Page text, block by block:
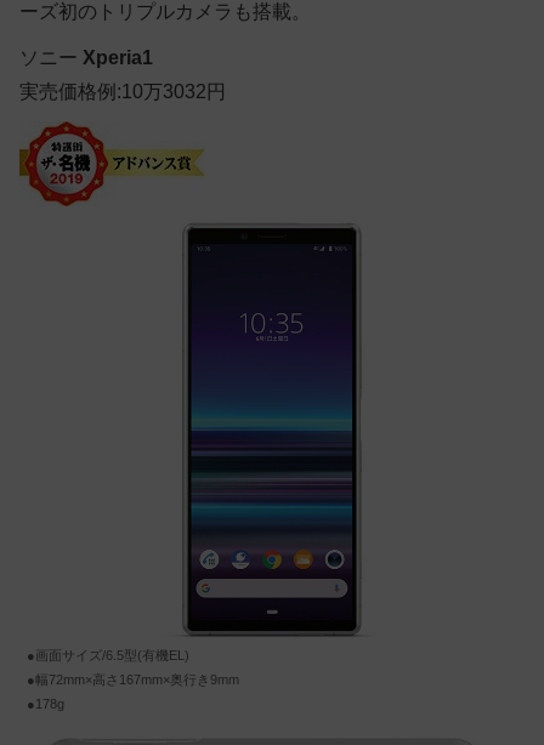
ーズ初のトリプルカメラも搭載。
ソニー Xperia1
実売価格例:10万3032円
●画面サイズ/6.5型(有機EL)
●幅72mm×高さ167mm×奥行き9mm
●178g